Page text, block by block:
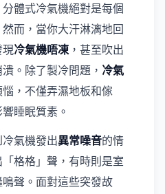
體式冷氣機絕對是每個
而，當你大汗淋漓地回
現冷氣機唔凍，甚至吹出
。除了製冷問題， 冷氣
，不僅弄濕地板和傢
睡眠質素。
氣機發出異常噪音的情
格格」聲，有時則是室
聲。面對這些突發故